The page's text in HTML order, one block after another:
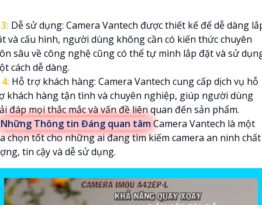
3: Dễ sử dụng: Camera Vantech được thiết kế để dễ dàng
và cấu hình, người dùng không cần có kiến thức chuyên
sâu về công nghệ cũng có thể tự mình lắp đặt và sử
cách dễ dàng.
4: Hỗ trợ khách hàng: Camera Vantech cung cấp dịch vụ hỗ
khách hàng tận tình và chuyên nghiệp, giúp người dùng
đáp mọi thắc mắc và vấn đề liên quan đến sản phẩm.
Những Thông tin Đáng quan tâmCamera Vantech là một
chọn tốt cho những ai đang tìm kiếm camera an ninh chất
tin cậy và dễ sử dụng.